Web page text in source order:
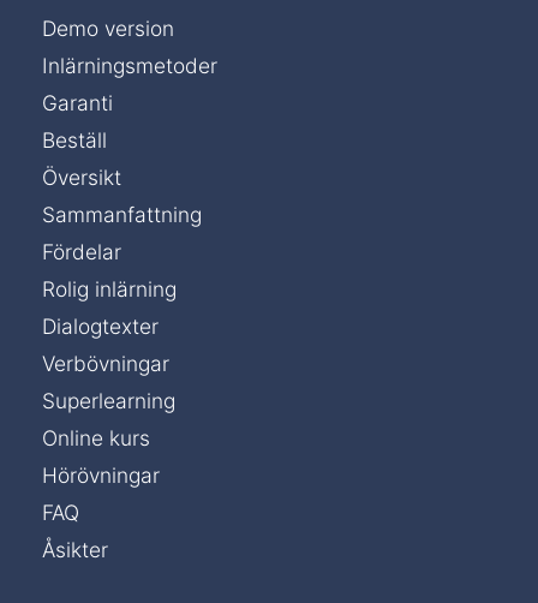
Demo version
Inlärningsmetoder
Garanti
Beställ
Översikt
Sammanfattning
Fördelar
Rolig inlärning
Dialogtexter
Verbövningar
Superlearning
Online kurs
Hörövningar
FAQ
Åsikter